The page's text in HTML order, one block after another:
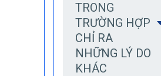
TRONG
TRƯỜNG HỢP
CHỈ RA
NHỮNG LÝ DO
KHÁC